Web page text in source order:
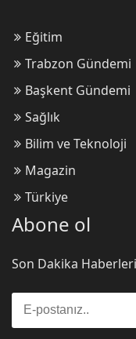
Emre
Bir kupadan daha
M. Sarıalioğlu
Başkent
Etkisi!
OPERASYON
Eğitim
Trabzon Gündemi
Başkent Gündemi
Sağlık
Bilim ve Teknoloji
Magazin
Türkiye
Abone ol
Son Dakika